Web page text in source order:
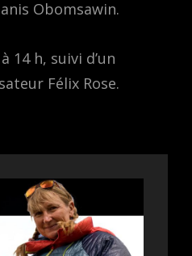
Obomsawin.
14 h, suivi d’un
Félix Rose.